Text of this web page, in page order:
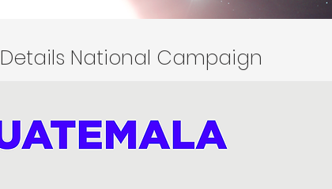
Details National Campaign